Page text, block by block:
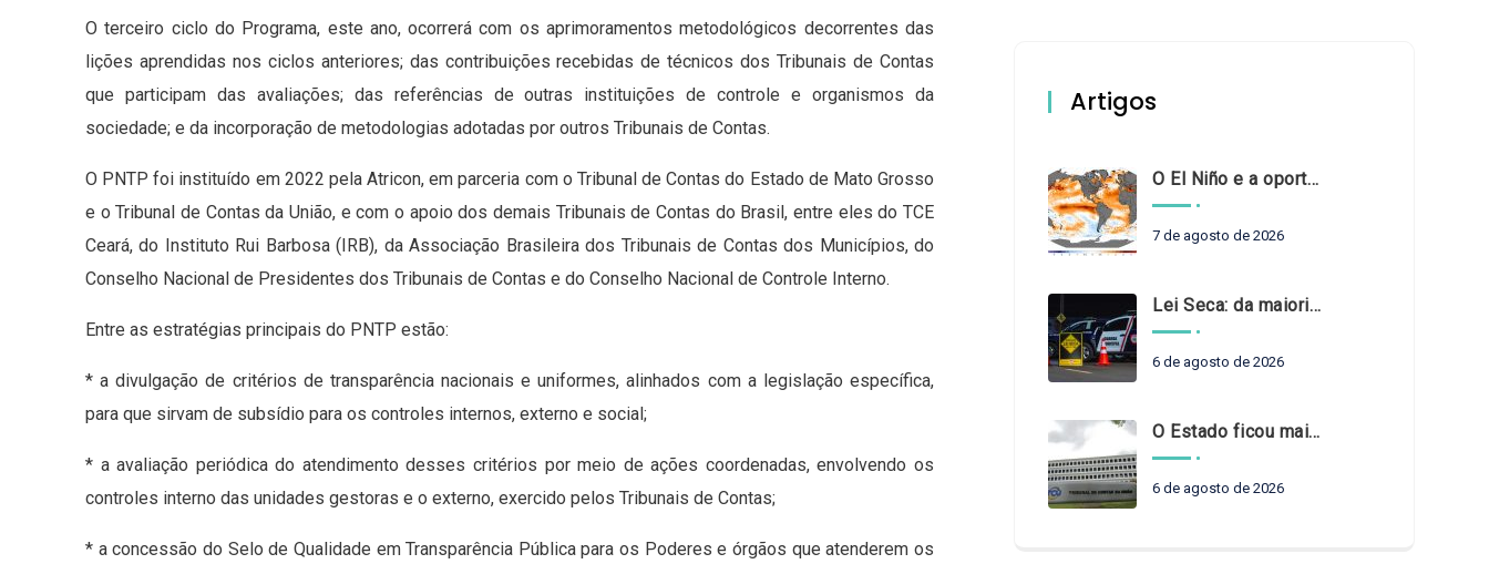
O terceiro ciclo do Programa, este ano, ocorrerá com os aprimoramentos metodológicos decorrentes das
lições aprendidas nos ciclos anteriores; das contribuições recebidas de técnicos dos Tribunais de Contas
que participam das avaliações; das referências de outras instituições de controle e organismos da
sociedade; e da incorporação de metodologias adotadas por outros Tribunais de Contas.
O PNTP foi instituído em 2022 pela Atricon, em parceria com o Tribunal de Contas do Estado de Mato Grosso
e o Tribunal de Contas da União, e com o apoio dos demais Tribunais de Contas do Brasil, entre eles do TCE
Ceará, do Instituto Rui Barbosa (IRB), da Associação Brasileira dos Tribunais de Contas dos Municípios, do
Conselho Nacional de Presidentes dos Tribunais de Contas e do Conselho Nacional de Controle Interno.
Entre as estratégias principais do PNTP estão:
* a divulgação de critérios de transparência nacionais e uniformes, alinhados com a legislação específica,
para que sirvam de subsídio para os controles internos, externo e social;
* a avaliação periódica do atendimento desses critérios por meio de ações coordenadas, envolvendo os
controles interno das unidades gestoras e o externo, exercido pelos Tribunais de Contas;
* a concessão do Selo de Qualidade em Transparência Pública para os Poderes e órgãos que atenderem os
Artigos
O El Niño e a oportunidade de fortalecer o controle externo das políticas climáticas
7 de agosto de 2026
Lei Seca: da maioridade à maturidade
6 de agosto de 2026
O Estado ficou mais complexo. O controle precisa acompanhar
6 de agosto de 2026